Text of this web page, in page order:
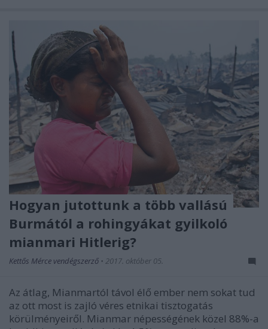
Hogyan jutottunk a több vallású
Burmától a rohingyákat gyilkoló
mianmari Hitlerig?
Kettős Mérce vendégszerző • 2017. október 05.
Az átlag, Mianmartól távol élő ember nem sokat tud
az ott most is zajló véres etnikai tisztogatás
körülményeiről. Mianmar népességének közel 88%-a